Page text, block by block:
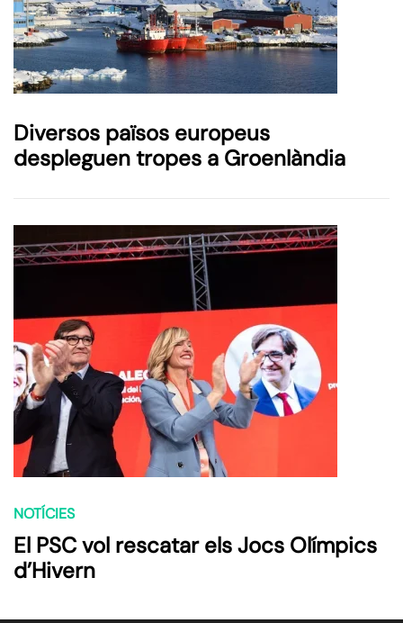
Diversos països europeus
despleguen tropes a Groenlàndia
NOTÍCIES
El PSC vol rescatar els Jocs Olímpics
d’Hivern